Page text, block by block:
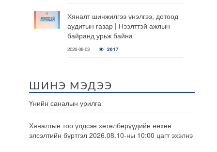
Хяналт шинжилгээ үнэлгээ, дотоод
аудитын газар | Нээлттэй ажлын
байранд урьж байна
2026-08-03 2617
ШИНЭ МЭДЭЭ
Үнийн саналын урилга
Хяналтын тоо үлдсэн хөтөлбөрүүдийн нөхөн
элсэлтийн бүртгэл 2026.08.10-ны 10:00 цагт эхэлнэ